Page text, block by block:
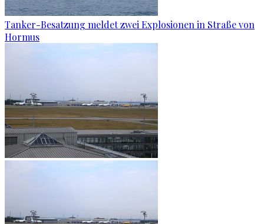
Tanker-Besatzung meldet zwei Explosionen in Straße von
Hormus